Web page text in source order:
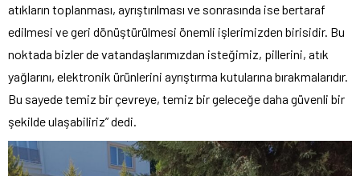
atıkların toplanması, ayrıştırılması ve sonrasında ise bertaraf
edilmesi ve geri dönüştürülmesi önemli işlerimizden birisidir. Bu
noktada bizler de vatandaşlarımızdan isteğimiz, pillerini, atık
yağlarını, elektronik ürünlerini ayrıştırma kutularına bırakmalarıdır.
Bu sayede temiz bir çevreye, temiz bir geleceğe daha güvenli bir
şekilde ulaşabiliriz” dedi.